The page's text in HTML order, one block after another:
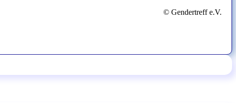
© Gendertreff e.V.